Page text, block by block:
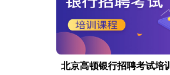
北京高顿银行招聘考试培训